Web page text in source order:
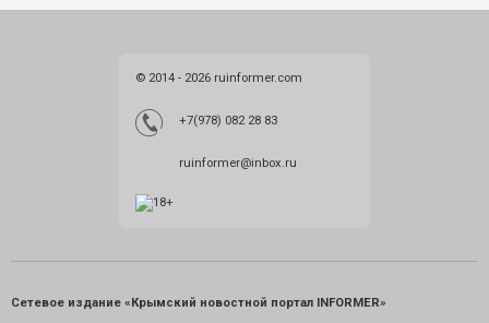
© 2014 - 2026 ruinformer.com
+7(978) 082 28 83
ruinformer@inbox.ru
Сетевое издание «Крымский новостной портал INFORMER»